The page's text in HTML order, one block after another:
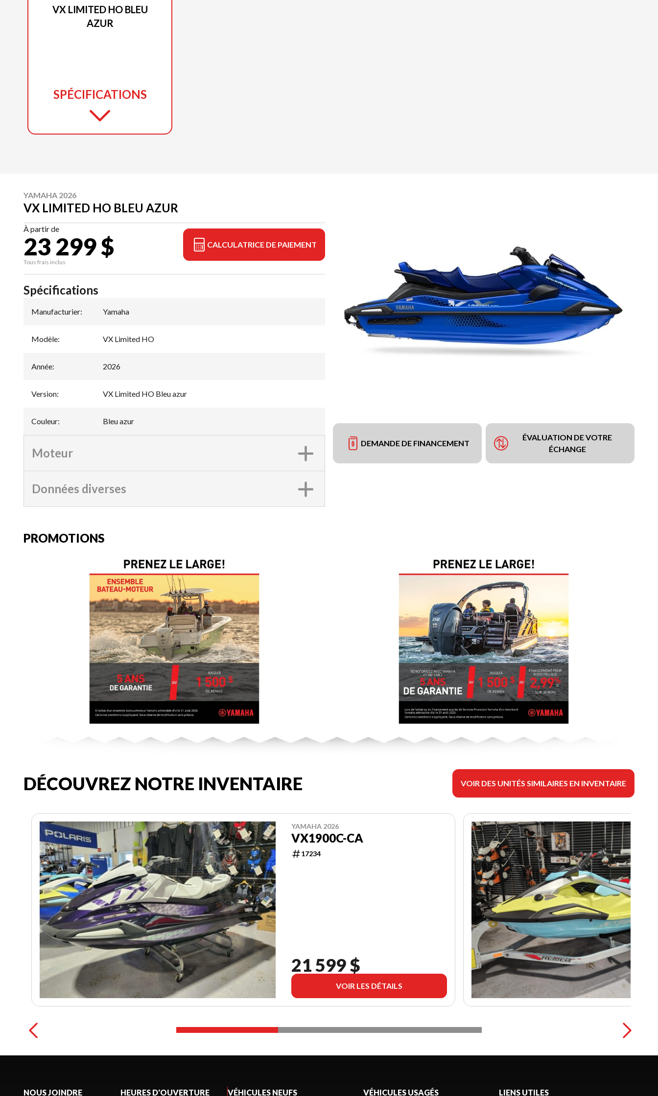
VX LIMITED HO BLEU
AZUR
SPÉCIFICATIONS
YAMAHA 2026
VX LIMITED HO BLEU AZUR
À partir de
23 299 $
Tous frais inclus
CALCULATRICE DE PAIEMENT
DEMANDE DE FINANCEMENT
ÉVALUATION DE VOTRE
ÉCHANGE
Spécifications
Manufacturier: Yamaha
Modèle: VX Limited HO
Année: 2026
Version: VX Limited HO Bleu azur
Couleur: Bleu azur
Moteur
Données diverses
PROMOTIONS
DÉCOUVREZ NOTRE INVENTAIRE VOIR DES UNITÉS SIMILAIRES EN INVENTAIRE
YAMAHA 2026
VX1900C-CA
17234
21 599 $
VOIR LES DÉTAILS
NOUS JOINDRE HEURES D'OUVERTURE VÉHICULES NEUFS VÉHICULES USAGÉS LIENS UTILES